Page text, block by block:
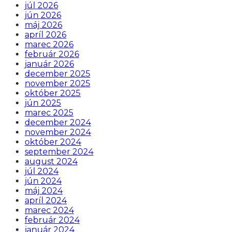
júl 2026
jún 2026
máj 2026
apríl 2026
marec 2026
február 2026
január 2026
december 2025
november 2025
október 2025
jún 2025
marec 2025
december 2024
november 2024
október 2024
september 2024
august 2024
júl 2024
jún 2024
máj 2024
apríl 2024
marec 2024
február 2024
január 2024